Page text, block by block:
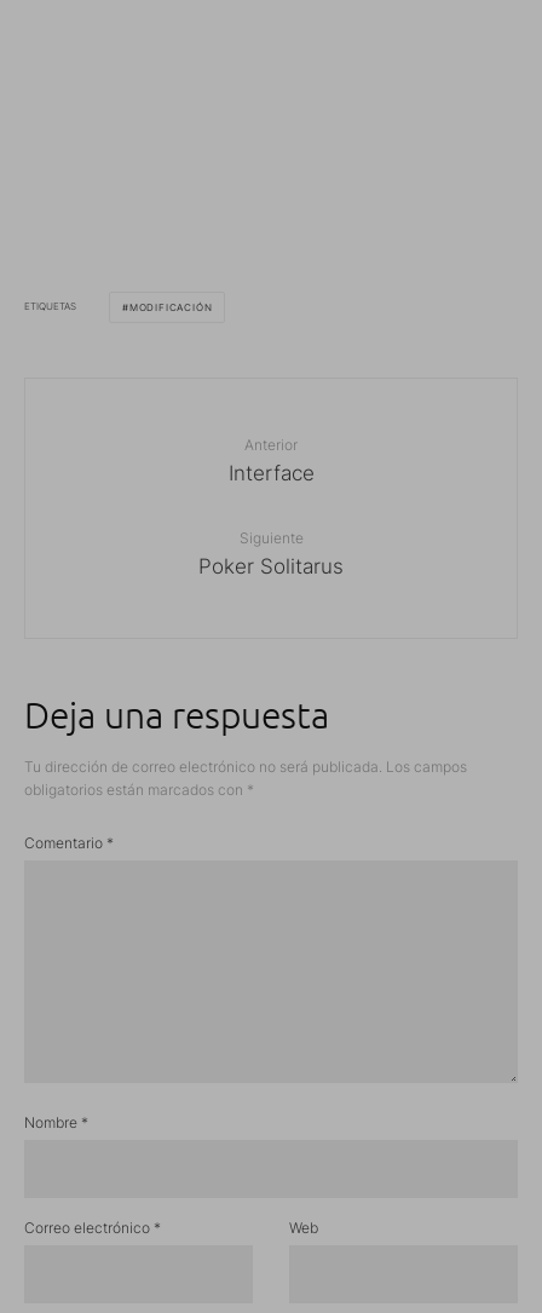
ETIQUETAS MODIFICACIÓN
Anterior
Interface
Siguiente
Poker Solitarus
Deja una respuesta
Tu dirección de correo electrónico no será publicada. Los campos
obligatorios están marcados con *
Comentario *
Nombre *
Correo electrónico * Web